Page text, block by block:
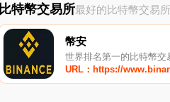
比特幣交易所最好的比特幣交易所
幣安
世界排名第一的比特幣交
URL：https://